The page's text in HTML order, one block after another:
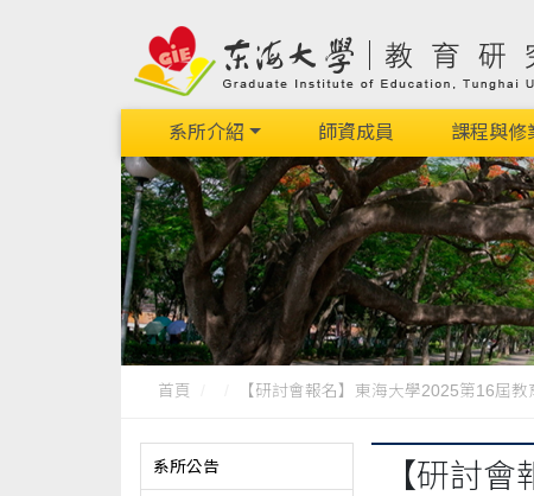
系所介紹 師資成員 課程與修
首頁 【研討會報名】東海大學2025第16屆教
系所公告
【研討